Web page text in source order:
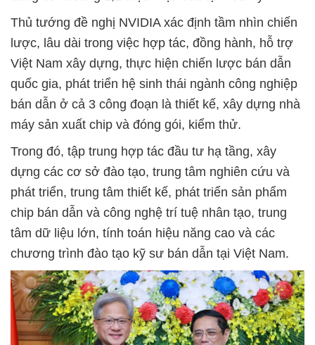
Thủ tướng đề nghị NVIDIA xác định tầm nhìn chiến
lược, lâu dài trong việc hợp tác, đồng hành, hỗ trợ
Việt Nam xây dựng, thực hiện chiến lược bán dẫn
quốc gia, phát triển hệ sinh thái ngành công nghiệp
bán dẫn ở cả 3 công đoạn là thiết kế, xây dựng nhà
máy sản xuất chip và đóng gói, kiểm thử.
Trong đó, tập trung hợp tác đầu tư hạ tầng, xây
dựng các cơ sở đào tạo, trung tâm nghiên cứu và
phát triển, trung tâm thiết kế, phát triển sản phẩm
chip bán dẫn và công nghệ trí tuệ nhân tạo, trung
tâm dữ liệu lớn, tính toán hiệu năng cao và các
chương trình đào tạo kỹ sư bán dẫn tại Việt Nam.